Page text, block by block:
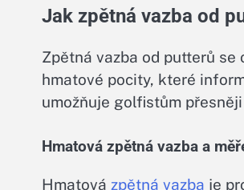
Jak zpětná vazba od
Zpětná vazba od putterů
hmatové pocity, které
umožňuje golfistům
Hmatová zpětná vazba a
Hmatová zpětná vazba je